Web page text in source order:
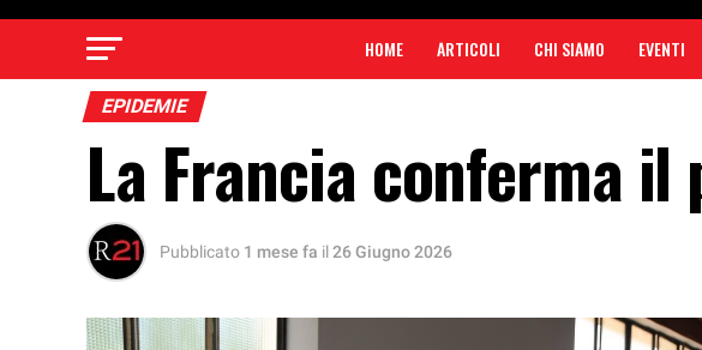
HOME ARTICOLI CHI SIAMO EVENTI
EPIDEMIE
La Francia conferma il
Pubblicato 1 mese fa il26 Giugno 2026